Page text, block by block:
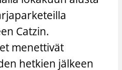
Catzin.
menettivät
hetkien jälkeen